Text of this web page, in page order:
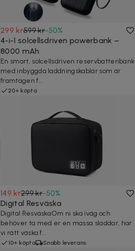
299 kr599 kr-50%
4-i-1 solcellsdriven powerbank –
8000 mAh
En smart, solcellsdriven reservbatteribank
med inbyggda laddningskablar som är
framtagen f...
20+ köpta
149 kr299 kr-50%
Digital Resväska
Digital ResväskaOm ni ska iväg och
behöver ta med er en massa sladdar, har
vi rätt väska f...
10+ köpta Snabb leverans